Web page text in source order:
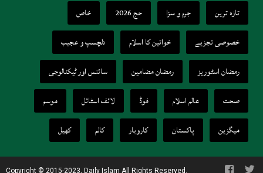
تازہ ترین
جرم و سزا حج 2026
خاص
خصوصی تجزیے
خواتین کا اسلام
دلچسپ و عجیب
رمضان اسٹوریز
رمضان مضامین
سائنس اور ٹیکنالوجی
صحت
عالم اسلام فوڈ لائف اسٹائل
موسم
میگزین
پاکستان کاروبار کالم کھیل
Copyright © 2015-2023, Daily Islam All Rights Reserved.